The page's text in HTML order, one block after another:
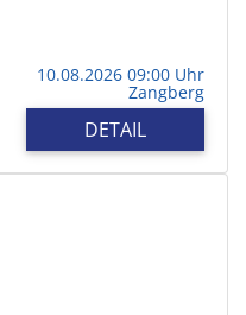
10.08.2026 09:00 Uhr
Zangberg
DETAIL